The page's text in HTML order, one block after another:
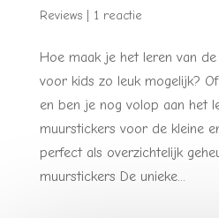
Reviews| 1 reactie
Hoe maak je het leren van
voor kids zo leuk mogelijk?
en ben je nog volop aan het
muurstickers voor de kleine
perfect als overzichtelijk
muurstickers De unieke...